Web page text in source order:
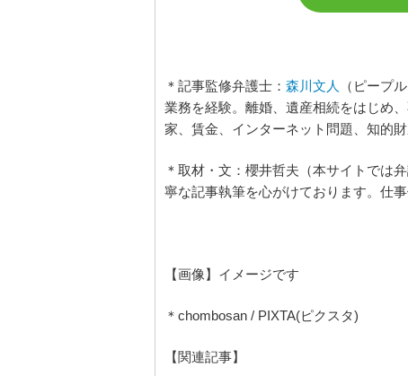
＊記事監修弁護士： 森川文人
（ピープ
業務を経験。離婚、遺産相続をはじめ
家、賃金、インターネット問題、知的財
＊取材・文：櫻井哲夫（本サイトでは
寧な記事執筆を心がけております。仕
【画像】イメージです
＊chombosan / PIXTA(ピクスタ)
【関連記事】